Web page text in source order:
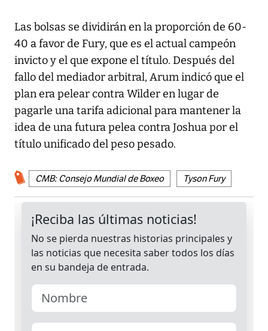
Las bolsas se dividirán en la proporción de 60-
40 a favor de Fury, que es el actual campeón
invicto y el que expone el título. Después del
fallo del mediador arbitral, Arum indicó que el
plan era pelear contra Wilder en lugar de
pagarle una tarifa adicional para mantener la
idea de una futura pelea contra Joshua por el
título unificado del peso pesado.
CMB: Consejo Mundial de Boxeo Tyson Fury